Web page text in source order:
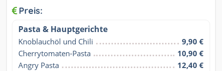
Preis:
Pasta & Hauptgerichte
Knoblauchöl und Chili
9,90 €
Cherrytomaten-Pasta
10,90 €
Angry Pasta
12,40 €